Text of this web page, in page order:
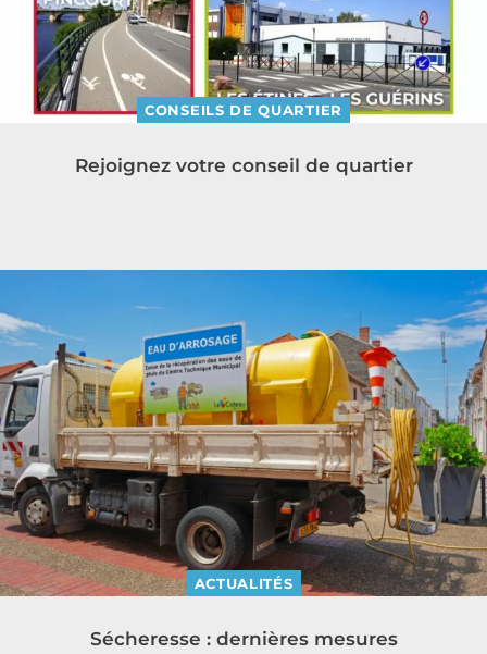
CONSEILS DE QUARTIER
Rejoignez votre conseil de quartier
ACTUALITÉS
Sécheresse : dernières mesures